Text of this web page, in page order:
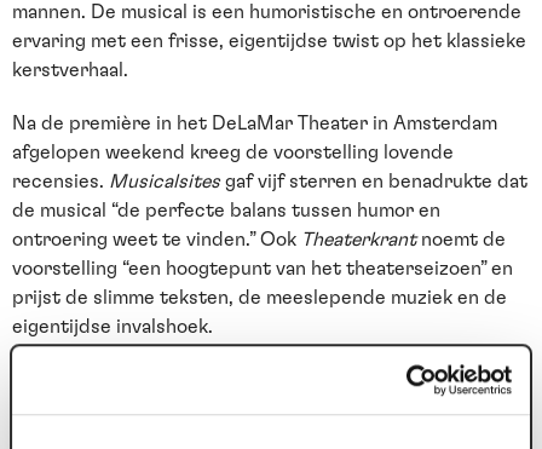
mannen. De musical is een humoristische en ontroerende
ervaring met een frisse, eigentijdse twist op het klassieke
kerstverhaal.
Na de première in het DeLaMar Theater in Amsterdam
afgelopen weekend kreeg de voorstelling lovende
recensies. Musicalsitesgaf vijf sterren en benadrukte dat
de musical “de perfecte balans tussen humor en
ontroering weet te vinden.” Ook Theaterkrantnoemt de
voorstelling “een hoogtepunt van het theaterseizoen” en
prijst de slimme teksten, de meeslepende muziek en de
eigentijdse invalshoek.
De regie is in handen van Paul van Ewijk, met een cast die